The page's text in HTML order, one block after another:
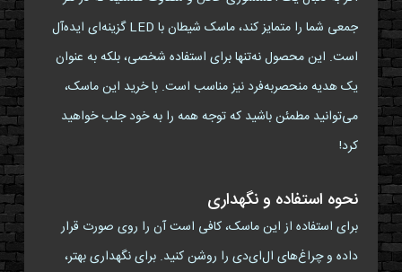
جمعی شما را متمایز کند، ماسک شیطان با LED گزینه‌ای ایده‌آل
است. این محصول نه‌تنها برای استفاده شخصی، بلکه به عنوان
یک هدیه منحصربه‌فرد نیز مناسب است. با خرید این ماسک،
می‌توانید مطمئن باشید که توجه همه را به خود جلب خواهید
کرد!
نحوه استفاده و نگهداری
برای استفاده از این ماسک، کافی است آن را روی صورت قرار
داده و چراغ‌های ال‌ای‌دی را روشن کنید. برای نگهداری بهتر،